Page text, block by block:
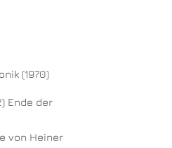
(1970)
Ende der
von Heiner